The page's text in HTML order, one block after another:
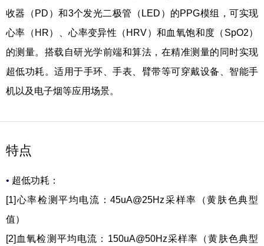
特点
• 超低功耗：
[1] 心率检测平均电流：45uA@25Hz采样率（黄肤色典型
值）
[2]血氧检测平均电流：150uA@50Hz采样率（黄肤色典型
收器（PD）和3个发光二极管（LED）的PPG模组，可实现
心率（HR）、心率变异性（HRV）和血氧饱和度（SpO2）
的测量。搭载自研光学前端和算法，在精准测量的同时实现
超低功耗。适用于手环、手表、臂带等可穿戴设备、智能手
机以及电子烟等应用场景。